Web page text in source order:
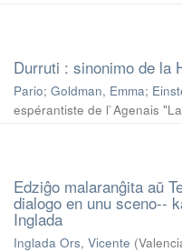
Durruti : sinonimo de la
Pario; Goldman, Emma;
espérantiste de l`Agenais
Edziĝo malaranĝita aŭ
dialogo en unu sceno--
Inglada
Inglada Ors, Vicente (